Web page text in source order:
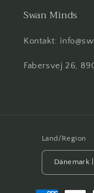
Swan Minds
Kontakt:
Fabersvej 26,
Land/Region